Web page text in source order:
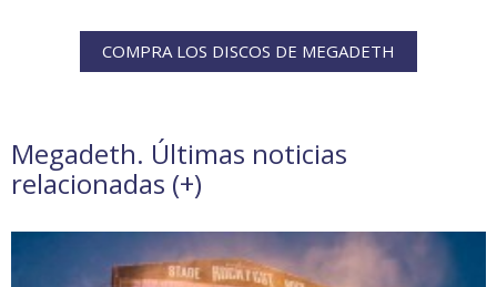
COMPRA LOS DISCOS DE MEGADETH
Megadeth. Últimas noticias
relacionadas (+)